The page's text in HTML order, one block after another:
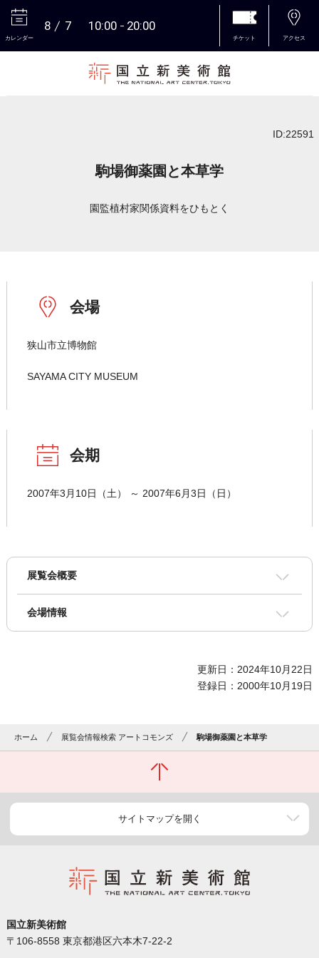
カレンダー
8 7 10:00 20:00
チケット アクセス
ID:22591
駒場御薬園と本草学
園監植村家関係資料をひもとく
会場
狭山市立博物館
SAYAMA CITY MUSEUM
会期
2007年3月10日（土） ～ 2007年6月3日（日）
展覧会概要
会場情報
更新日：2024年10月22日
登録日：2000年10月19日
ホーム 展覧会情報検索 アートコモンズ 駒場御薬園と本草学
サイトマップを開く
国立新美術館
〒106-8558 東京都港区六本木7-22-2